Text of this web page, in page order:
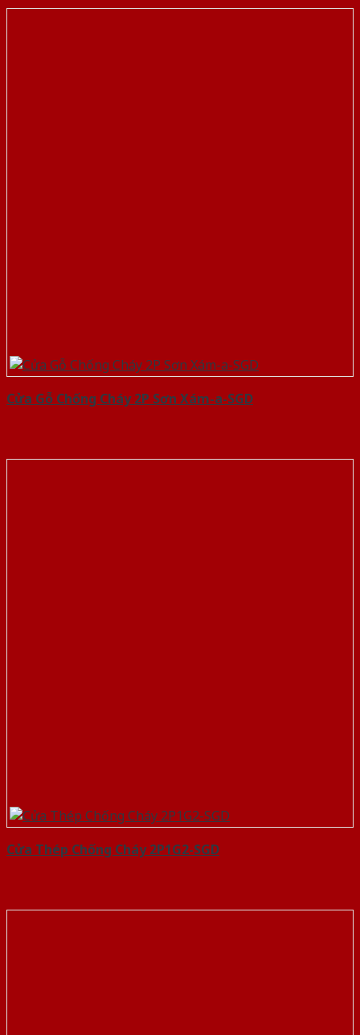
Cửa Gỗ Chống Cháy 2P Sơn Xám-a-SGD
Cửa Thép Chống Cháy 2P1G2-SGD